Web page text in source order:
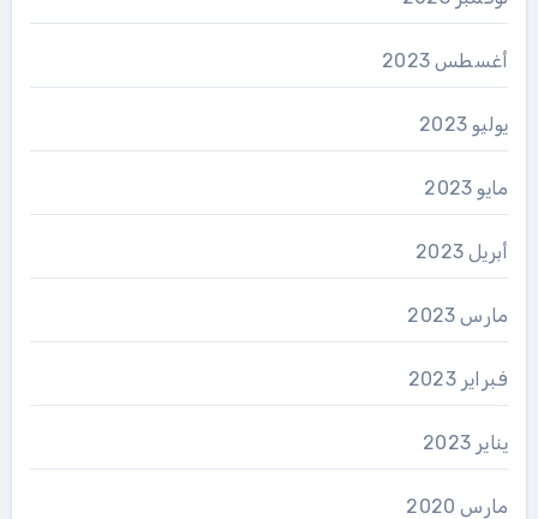
أغسطس 2023
يوليو 2023
مايو 2023
أبريل 2023
مارس 2023
فبراير 2023
يناير 2023
مارس 2020